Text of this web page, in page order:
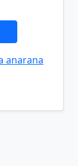
anarana